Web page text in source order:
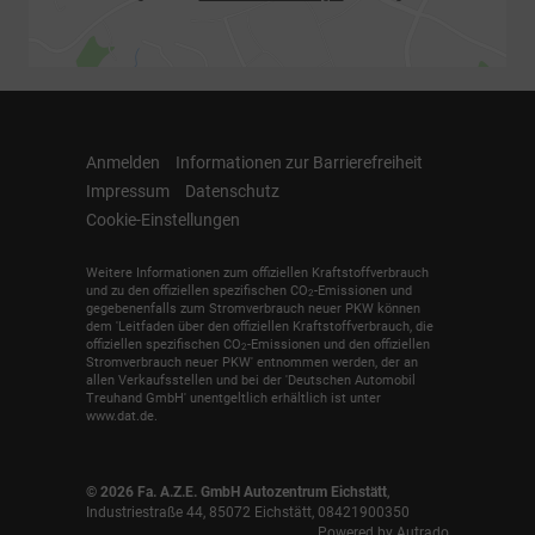
Anmelden
Informationen zur Barrierefreiheit
Impressum
Datenschutz
Cookie-Einstellungen
Weitere Informationen zum offiziellen Kraftstoffverbrauch
und zu den offiziellen spezifischen CO2-Emissionen und
gegebenenfalls zum Stromverbrauch neuer PKW können
dem 'Leitfaden über den offiziellen Kraftstoffverbrauch, die
offiziellen spezifischen CO2-Emissionen und den offiziellen
Stromverbrauch neuer PKW' entnommen werden, der an
allen Verkaufsstellen und bei der 'Deutschen Automobil
Treuhand GmbH' unentgeltlich erhältlich ist unter
www.dat.de.
© 2026 Fa. A.Z.E. GmbH Autozentrum Eichstätt,
Industriestraße 44, 85072 Eichstätt, 08421900350